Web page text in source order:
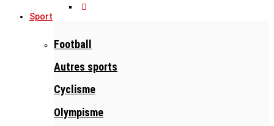
Sport
Football
Autres sports
Cyclisme
Olympisme